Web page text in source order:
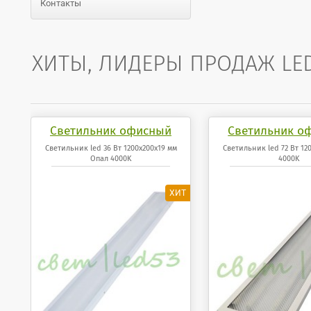
Контакты
ХИТЫ, ЛИДЕРЫ ПРОДАЖ
Светильник офисный
светодиодный 36 Вт
1200x200x19 мм Опал
Светильник led 36 Вт 1200x200x19 мм
Опал 4000K
Светильник
1200x200x19
Светильник led 72 Вт
4000K